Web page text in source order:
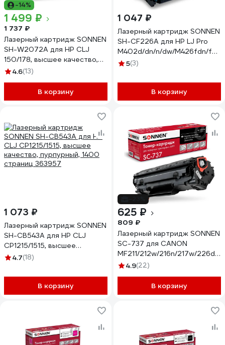
-14%
1 499 ₽
1 737 ₽
Лазерный картридж SONNEN
SH-W2072A для HP СLJ
150/178, высшее качество,
желтый, 700 страниц
4.6(13)
В корзину
1 047 ₽
Лазерный картридж SONNEN
SH-CF226A для HP LJ Pro
M402d/dn/n/dw/M426fdn/fdw,
362430
5(3)
В корзину
1 073 ₽
Лазерный картридж SONNEN
SH-CB543A для HP СLJ
CP1215/1515, высшее
качество, пурпурный, 1400
4.7(18)
В корзину
625 ₽
809 ₽
Лазерный картридж SONNEN
SC-737 для CANON
MF211/212w/216n/217w/226dn/
362434
4.9(22)
В корзину